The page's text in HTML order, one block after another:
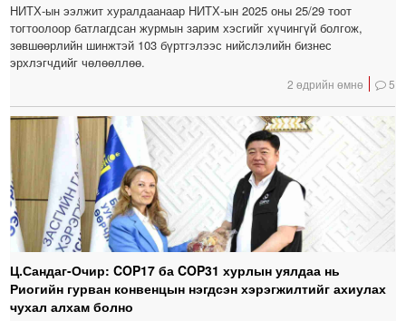
НИТХ-ын ээлжит хуралдаанаар НИТХ-ын 2025 оны 25/29 тоот
тогтоолоор батлагдсан журмын зарим хэсгийг хүчингүй болгож,
зөвшөөрлийн шинжтэй 103 бүртгэлээс нийслэлийн бизнес
эрхлэгчдийг чөлөөллөө.
2 өдрийн өмнө 5
Ц.Сандаг-Очир: COP17 ба COP31 хурлын уялдаа нь
Риогийн гурван конвенцын нэгдсэн хэрэгжилтийг ахиулах
чухал алхам болно